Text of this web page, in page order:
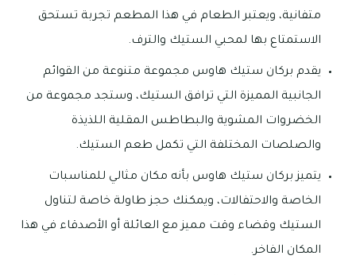
متفانية، ويعتبر الطعام في هذا المطعم تجربة تستحق
الاستمتاع بها لمحبي الستيك والترف.
يقدم بركان ستيك هاوس مجموعة متنوعة من القوائم
الجانبية المميزة التي ترافق الستيك، وستجد مجموعة من
الخضروات المشوية والبطاطس المقلية اللذيذة
والصلصات المختلفة التي تكمل طعم الستيك.
يتميز بركان ستيك هاوس بأنه مكان مثالي للمناسبات
الخاصة والاحتفالات، ويمكنك حجز طاولة خاصة لتناول
الستيك وقضاء وقت مميز مع العائلة أو الأصدقاء في هذا
المكان الفاخر.